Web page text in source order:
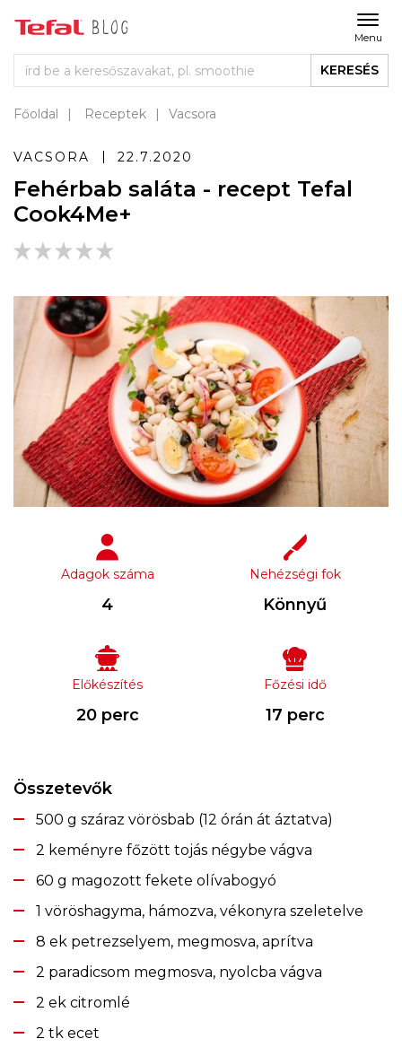
Menu
KERESÉS
Főoldal Receptek Vacsora
VACSORA 22.7.2020
Fehérbab saláta - recept Tefal
Cook4Me+
Adagok száma
4
Nehézségi fok
Könnyű
Előkészítés
20 perc
Főzési idő
17 perc
Összetevők
500 g száraz vörösbab (12 órán át áztatva)
2 keményre főzött tojás négybe vágva
60 g magozott fekete olívabogyó
1 vöröshagyma, hámozva, vékonyra szeletelve
8 ek petrezselyem, megmosva, aprítva
2 paradicsom megmosva, nyolcba vágva
2 ek citromlé
2 tk ecet